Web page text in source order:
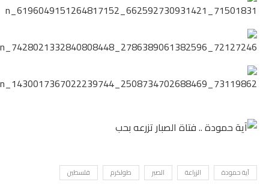
آية حمودة الزراعة الصبر طولكرم فلسطين